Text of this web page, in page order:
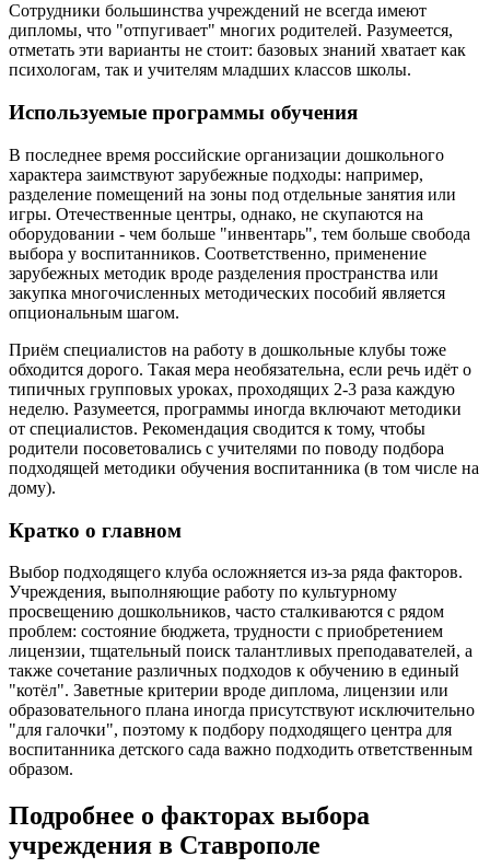
Сотрудники большинства учреждений не всегда имеют
дипломы, что "отпугивает" многих родителей. Разумеется,
отметать эти варианты не стоит: базовых знаний хватает как
психологам, так и учителям младших классов школы.
Используемые программы обучения
В последнее время российские организации дошкольного
характера заимствуют зарубежные подходы: например,
разделение помещений на зоны под отдельные занятия или
игры. Отечественные центры, однако, не скупаются на
оборудовании - чем больше "инвентарь", тем больше свобода
выбора у воспитанников. Соответственно, применение
зарубежных методик вроде разделения пространства или
закупка многочисленных методических пособий является
опциональным шагом.
Приём специалистов на работу в дошкольные клубы тоже
обходится дорого. Такая мера необязательна, если речь идёт о
типичных групповых уроках, проходящих 2-3 раза каждую
неделю. Разумеется, программы иногда включают методики
от специалистов. Рекомендация сводится к тому, чтобы
родители посоветовались с учителями по поводу подбора
подходящей методики обучения воспитанника (в том числе на
дому).
Кратко о главном
Выбор подходящего клуба осложняется из-за ряда факторов.
Учреждения, выполняющие работу по культурному
просвещению дошкольников, часто сталкиваются с рядом
проблем: состояние бюджета, трудности с приобретением
лицензии, тщательный поиск талантливых преподавателей, а
также сочетание различных подходов к обучению в единый
"котёл". Заветные критерии вроде диплома, лицензии или
образовательного плана иногда присутствуют исключительно
"для галочки", поэтому к подбору подходящего центра для
воспитанника детского сада важно подходить ответственным
образом.
Подробнее о факторах выбора
учреждения в Ставрополе